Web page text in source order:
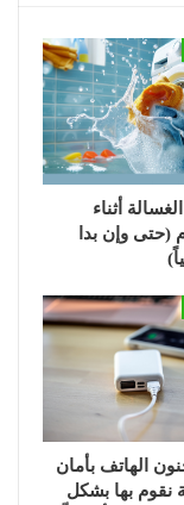
أثناء
(حتى وإن بدا
الهاتف بأمان
نقوم بها بشكل